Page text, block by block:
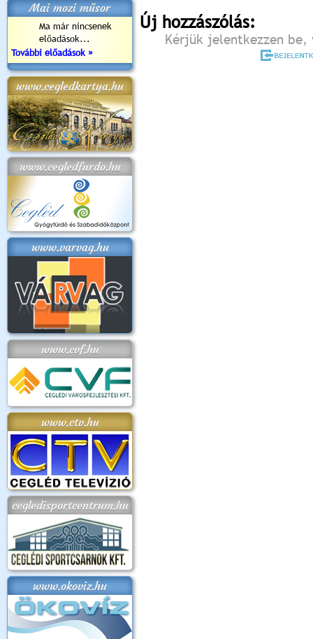
Mai mozi műsor
Ma már nincsenek
előadások...
További előadások »
www.cegledkartya.hu
www.cegledfurdo.hu
www.varvag.hu
www.cvf.hu
www.ctv.hu
cegledisportcentrum.hu
www.okoviz.hu
Új hozzászólás:
Kérjük jelentkezzen be,